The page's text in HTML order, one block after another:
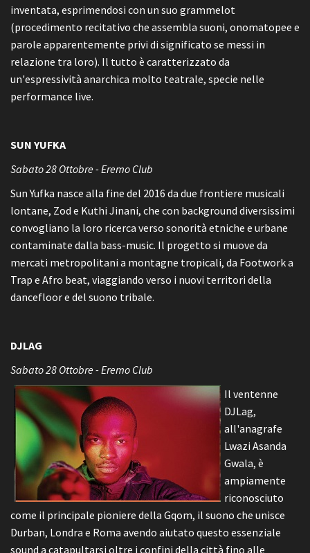
inventata, esprimendosi con un suo grammelot
(procedimento recitativo che assembla suoni, onomatopee e
parole apparentemente privi di significato se messi in
relazione tra loro). Il tutto è caratterizzato da
un'espressività anarchica molto teatrale, specie nelle
performance live.
SUN YUFKA
Sabato 28 Ottobre - Eremo Club
Sun Yufka nasce alla fine del 2016 da due frontiere musicali
lontane, Zod e Kuthi Jinani, che con background diversissimi
convogliano la loro ricerca verso sonorità etniche e urbane
contaminate dalla bass-music. Il progetto si muove da
mercati metropolitani a montagne tropicali, da Footwork a
Trap e Afro beat, viaggiando verso i nuovi territori della
dancefloor e del suono tribale.
DJLAG
Sabato 28 Ottobre - Eremo Club
Il ventenne
DJLag,
all'anagrafe
Lwazi Asanda
Gwala, è
ampiamente
riconosciuto
come il principale pioniere della Gqom, il suono che unisce
Durban, Londra e Roma avendo aiutato questo essenziale
sound a catapultarsi oltre i confini della città fino alle